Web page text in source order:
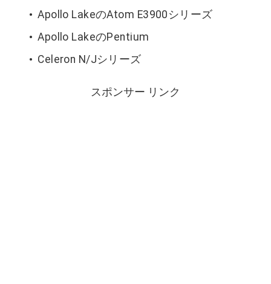
Apollo LakeのAtom E3900シリーズ
Apollo LakeのPentium
Celeron N/Jシリーズ
スポンサー リンク